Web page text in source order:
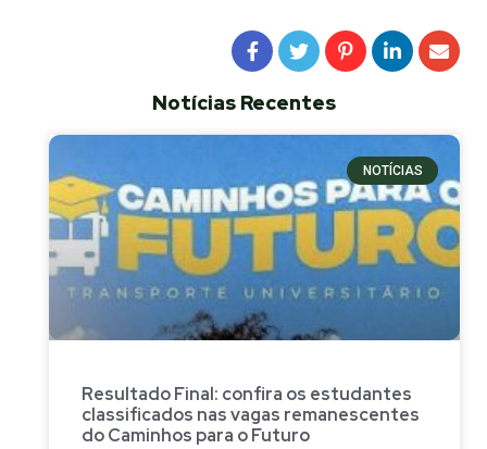
Notícias Recentes
NOTÍCIAS
Resultado Final: confira os estudantes
classificados nas vagas remanescentes
do Caminhos para o Futuro